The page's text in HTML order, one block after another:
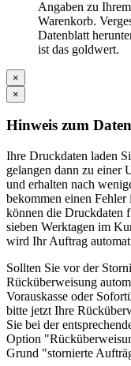
Angaben zu
Warenkorb.
Datenblatt
ist das goldwert.
×
×
Hinweis zum
Ihre Druckdaten laden
gelangen dann zu einer
und erhalten nach
bekommen einen
können die Druckdaten
sieben Werktagen im
wird Ihr Auftrag
Sollten Sie vor der
Rücküberweisung
Vorauskasse oder
bitte jetzt Ihre
Sie bei der
Option
Grund "stornierte